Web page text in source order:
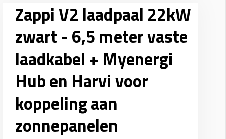
Zappi V2 laadpaal 22kW
zwart - 6,5 meter vaste
laadkabel + Myenergi
Hub en Harvi voor
koppeling aan
zonnepanelen